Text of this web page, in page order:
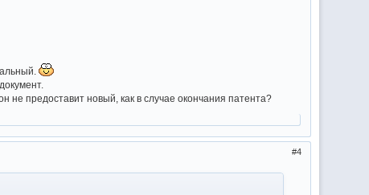
не предоставит новый, как в случае окончания патента?
4